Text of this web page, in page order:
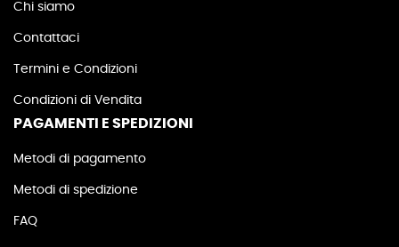
Chi siamo
Contattaci
Termini e Condizioni
Condizioni di Vendita
PAGAMENTI E SPEDIZIONI
Metodi di pagamento
Metodi di spedizione
FAQ